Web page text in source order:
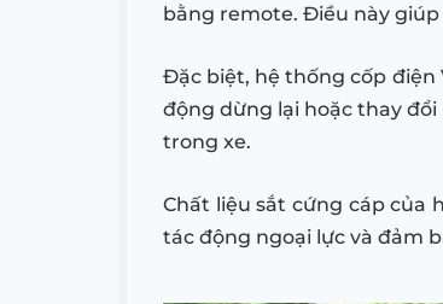
bằng remote. Điều này
Đặc biệt, hệ thống cốp điện
động dừng lại hoặc thay
trong xe.
Chất liệu sắt cứng cáp của
tác động ngoại lực và đảm